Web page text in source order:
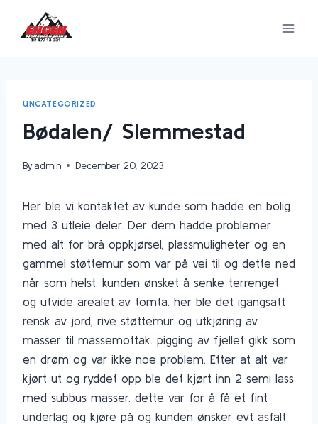
UNCATEGORIZED
Bødalen/ Slemmestad
By admin December 20, 2023
Her ble vi kontaktet av kunde som hadde en bolig
med 3 utleie deler. Der dem hadde problemer
med alt for brå oppkjørsel, plassmuligheter og en
gammel støttemur som var på vei til og dette ned
når som helst. kunden ønsket å senke terrenget
og utvide arealet av tomta. her ble det igangsatt
rensk av jord, rive støttemur og utkjøring av
masser til massemottak. pigging av fjellet gikk som
en drøm og var ikke noe problem. Etter at alt var
kjørt ut og ryddet opp ble det kjørt inn 2 semi lass
med subbus masser. dette var for å få et fint
underlag og kjøre på og kunden ønsker evt asfalt